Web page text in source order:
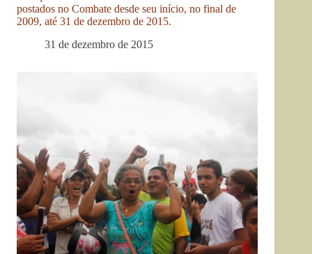
postados no Combate desde seu início, no final de
2009, até 31 de dezembro de 2015.
31 de dezembro de 2015